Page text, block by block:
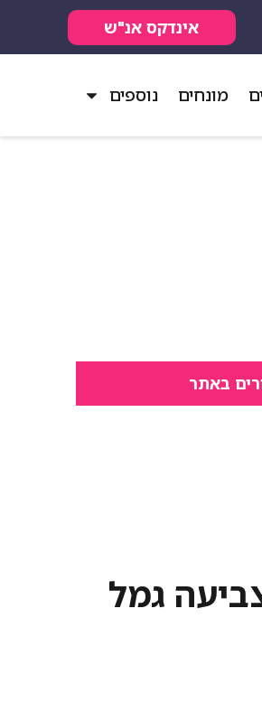
אינדקס אנ"ש
מונחים נוספים
באתר
גמל